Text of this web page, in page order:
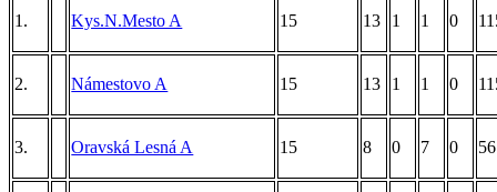
1. Kys.N.Mesto A 15 13 1 1 0
2. Námestovo A 15 13 1 1 0
3. Oravská Lesná A 15 8 0 7 0